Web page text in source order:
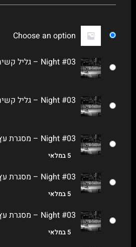
Choose an option
Night #03 – גליל קשיח 70 על 50
Night #03 – גליל קשיח 100 על 70
Night #03 – מסגרת עץ שחורה 70 על 50
5 במלאי
Night #03 – מסגרת עץ שחורה 100 על 70
5 במלאי
Night #03 – מסגרת עץ לבנה 70 על 50
5 במלאי